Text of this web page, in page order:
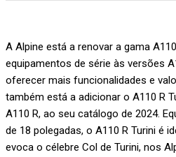
A Alpine está a renovar a gama
equipamentos de série às versões
oferecer mais funcionalidades e
também está a adicionar o A110 R
A110 R, ao seu catálogo de 2024.
de 18 polegadas, o A110 R Turini é
evoca o célebre Col de Turini, nos